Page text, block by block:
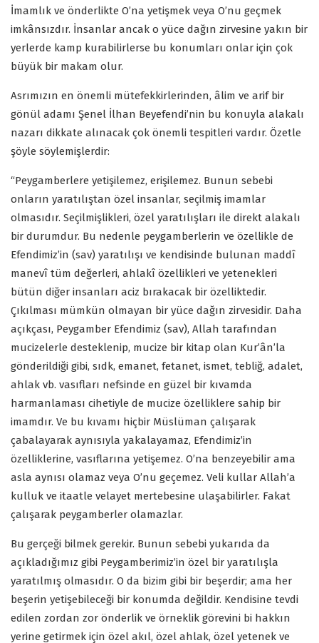
İmamlık ve önderlikte O’na yetişmek veya O’nu geçmek
imkânsızdır. İnsanlar ancak o yüce dağın zirvesine yakın bir
yerlerde kamp kurabilirlerse bu konumları onlar için çok
büyük bir makam olur.
Asrımızın en önemli mütefekkirlerinden, âlim ve arif bir
gönül adamı Şenel İlhan Beyefendi’nin bu konuyla alakalı
nazarı dikkate alınacak çok önemli tespitleri vardır. Özetle
şöyle söylemişlerdir:
“Peygamberlere yetişilemez, erişilemez. Bunun sebebi
onların yaratılıştan özel insanlar, seçilmiş imamlar
olmasıdır. Seçilmişlikleri, özel yaratılışları ile direkt alakalı
bir durumdur. Bu nedenle peygamberlerin ve özellikle de
Efendimiz’in (sav) yaratılışı ve kendisinde bulunan maddî
manevî tüm değerleri, ahlakî özellikleri ve yetenekleri
bütün diğer insanları aciz bırakacak bir özelliktedir.
Çıkılması mümkün olmayan bir yüce dağın zirvesidir. Daha
açıkçası, Peygamber Efendimiz (sav), Allah tarafından
mucizelerle desteklenip, mucize bir kitap olan Kur’ân’la
gönderildiği gibi, sıdk, emanet, fetanet, ismet, tebliğ, adalet,
ahlak vb. vasıfları nefsinde en güzel bir kıvamda
harmanlaması cihetiyle de mucize özelliklere sahip bir
imamdır. Ve bu kıvamı hiçbir Müslüman çalışarak
çabalayarak aynısıyla yakalayamaz, Efendimiz’in
özelliklerine, vasıflarına yetişemez. O’na benzeyebilir ama
asla aynısı olamaz veya O’nu geçemez. Veli kullar Allah’a
kulluk ve itaatle velayet mertebesine ulaşabilirler. Fakat
çalışarak peygamberler olamazlar.
Bu gerçeği bilmek gerekir. Bunun sebebi yukarıda da
açıkladığımız gibi Peygamberimiz’in özel bir yaratılışla
yaratılmış olmasıdır. O da bizim gibi bir beşerdir; ama her
beşerin yetişebileceği bir konumda değildir. Kendisine tevdi
edilen zordan zor önderlik ve örneklik görevini bi hakkın
yerine getirmek için özel akıl, özel ahlak, özel yetenek ve